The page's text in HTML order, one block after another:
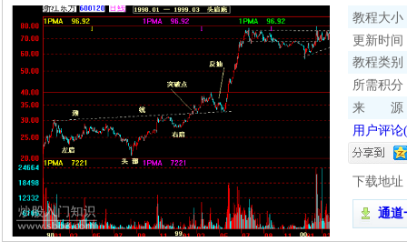
教程大小
更新时间
教程类别
所需积分
来 源
用户评论(
下载地址
通道